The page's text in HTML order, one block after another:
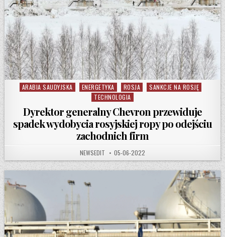
Posted in
ARABIA SAUDYJSKA ENERGETYKA ROSJA
SANKCJE NA ROSJĘ
TECHNOLOGIA
Dyrektor generalny Chevron przewiduje
spadek wydobycia rosyjskiej ropy po odejściu
zachodnich firm
AUTHOR:
NEWSEDIT PUBLISHED DATE:
05-06-2022